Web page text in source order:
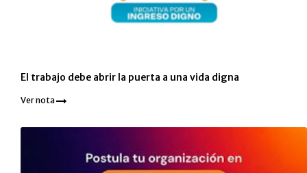
El trabajo debe abrir la puerta a una vida digna
Ver nota